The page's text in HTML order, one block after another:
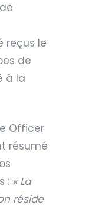
reçus le
de
à la
Officer
résumé
: « La
réside